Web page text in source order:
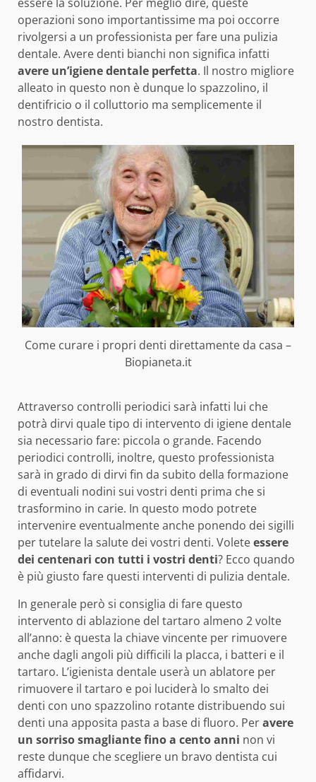
operazioni sono importantissime ma poi occorre
rivolgersi a un professionista per fare una pulizia
dentale. Avere denti bianchi non significa infatti
avere un’igiene dentale perfetta. Il nostro migliore
alleato in questo non è dunque lo spazzolino, il
dentifricio o il colluttorio ma semplicemente il
nostro dentista.
Come curare i propri denti direttamente da casa –
Biopianeta.it
Attraverso controlli periodici sarà infatti lui che
potrà dirvi quale tipo di intervento di igiene dentale
sia necessario fare: piccola o grande. Facendo
periodici controlli, inoltre, questo professionista
sarà in grado di dirvi fin da subito della formazione
di eventuali nodini sui vostri denti prima che si
trasformino in carie. In questo modo potrete
intervenire eventualmente anche ponendo dei sigilli
per tutelare la salute dei vostri denti. Voleteessere
dei centenari con tutti i vostri denti? Ecco quando
è più giusto fare questi interventi di pulizia dentale.
In generale però si consiglia di fare questo
intervento di ablazione del tartaro almeno 2 volte
all’anno: è questa la chiave vincente per rimuovere
anche dagli angoli più difficili la placca, i batteri e il
tartaro. L’igienista dentale userà un ablatore per
rimuovere il tartaro e poi luciderà lo smalto dei
denti con uno spazzolino rotante distribuendo sui
denti una apposita pasta a base di fluoro. Peravere
un sorriso smagliante fino a cento anni non vi
reste dunque che scegliere un bravo dentista cui
affidarvi.